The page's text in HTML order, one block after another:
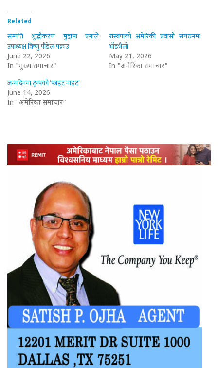
Related
सम्पत्ति शुद्धीकरण मुद्दामा एमाले
उपाध्यक्ष विष्णु पौडेल पक्राउ
June 22, 2026
In "मुख्य समाचार"
रास्वपाको अमेरिकी प्रवासी संगठनमा
भाँडभैलो
May 21, 2026
In "अमेरिका समाचार"
जन्मदिनमा ट्रम्पको ‘फाइट नाइट’
June 14, 2026
In "अमेरिका समाचार"